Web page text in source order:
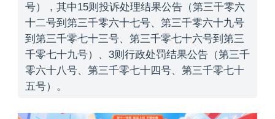
号），其中15则投诉处理结果公告（第三千零六
十二号到第三千零六十七号、第三千零六十九号
到第三千零七十三号、第三千零七十六号到第三
千零七十九号）、3则行政处罚结果公告（第三千
零六十八号、第三千零七十四号、第三千零七十
五号）。